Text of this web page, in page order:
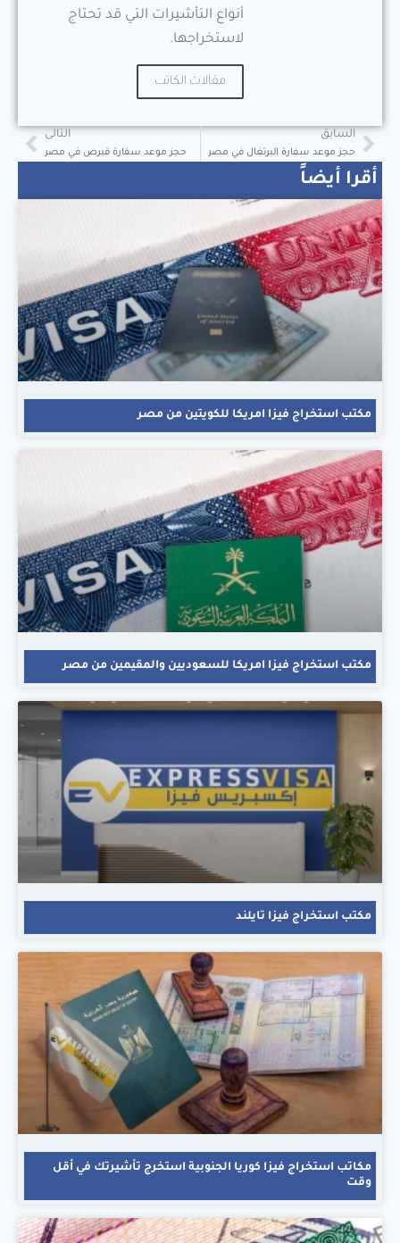
أنواع التأشيرات التي قد تحتاج
لاستخراجها.
مقالات الكاتب
السابق
حجز موعد سفارة البرتغال في مصر
التالى
حجز موعد سفارة قبرص في مصر
أقرا أيضاً
مكتب استخراج فيزا امريكا للكويتين من مصر
مكتب استخراج فيزا امريكا للسعوديين والمقيمين من مصر
مكتب استخراج فيزا تايلند
مكاتب استخراج فيزا كوريا الجنوبية استخرج تأشيرتك في أقل
وقت